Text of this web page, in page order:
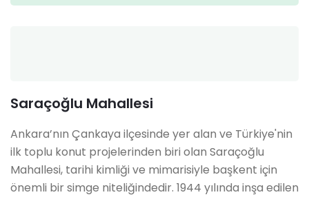
Saraçoğlu Mahallesi
Ankara’nın Çankaya ilçesinde yer alan ve Türkiye'nin
ilk toplu konut projelerinden biri olan Saraçoğlu
Mahallesi, tarihi kimliği ve mimarisiyle başkent için
önemli bir simge niteliğindedir. 1944 yılında inşa edilen